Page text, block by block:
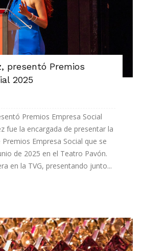
presentó Premios
2025
Premios Empresa Social
fue la encargada de presentar la
Empresa Social que se
de 2025 en el Teatro Pavón.
en la TVG, presentando junto...